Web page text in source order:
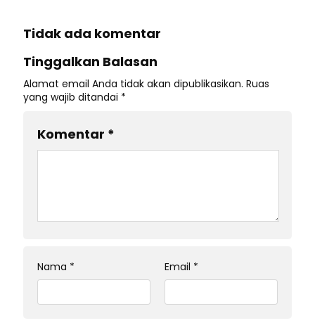
Tidak ada komentar
Tinggalkan Balasan
Alamat email Anda tidak akan dipublikasikan. Ruas
yang wajib ditandai *
Komentar *
Nama * Email *